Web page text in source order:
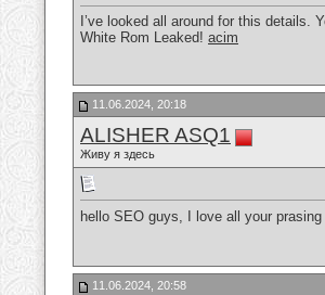
I’ve looked all around for this details.
White Rom Leaked! acim
11.06.2024, 20:18
ALISHER ASQ1
Живу я здесь
hello SEO guys, I love all your
11.06.2024, 20:58